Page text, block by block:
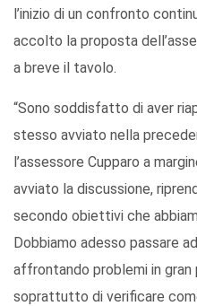
l’inizio di un confronto
accolto la proposta
a breve il tavolo.
“Sono soddisfatto di aver
stesso avviato nella
l’assessore Cupparo a
avviato la discussione,
secondo obiettivi che
Dobbiamo adesso passare
affrontando problemi in
soprattutto di verificare